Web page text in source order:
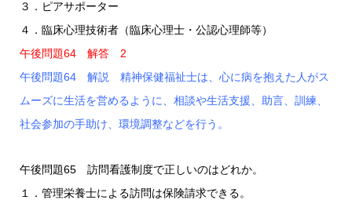
３．ピアサポーター
４．臨床心理技術者（臨床心理士・公認心理師等）
午後問題64 解答 2
午後問題64 解説 精神保健福祉士は、心に病を抱えた人がス
ムーズに生活を営めるように、相談や生活支援、助言、訓練、
社会参加の手助け、環境調整などを行う。
午後問題65 訪問看護制度で正しいのはどれか。
１．管理栄養士による訪問は保険請求できる。